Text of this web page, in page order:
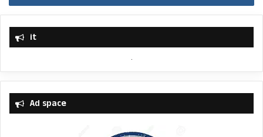
it
Ad space